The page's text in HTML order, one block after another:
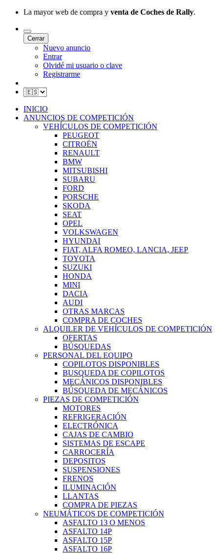
La mayor web de compra y venta de Coches de Rally.
Cerrar
Nuevo anuncio
Entrar
Olvidé mi usuario o clave
Registrarme
INICIO
ANUNCIOS DE COMPETICIÓN
VEHÍCULOS DE COMPETICIÓN
PEUGEOT
CITROËN
RENAULT
BMW
MITSUBISHI
SUBARU
FORD
PORSCHE
SKODA
SEAT
OPEL
VOLKSWAGEN
HYUNDAI
FIAT, ALFA ROMEO, LANCIA, JEEP
TOYOTA
SUZUKI
HONDA
MINI
DACIA
AUDI
OTRAS MARCAS
COMPRA DE COCHES
ALQUILER DE VEHÍCULOS DE COMPETICIÓN
OFERTAS
BÚSQUEDAS
PERSONAL DEL EQUIPO
COPILOTOS DISPONIBLES
BUSQUEDA DE COPILOTOS
MECÁNICOS DISPONIBLES
BÚSQUEDA DE MECÁNICOS
PIEZAS DE COMPETICIÓN
MOTORES
REFRIGERACIÓN
ELECTRÓNICA
CAJAS DE CAMBIO
SISTEMAS DE ESCAPE
CARROCERÍA
DEPOSITOS
SUSPENSIONES
FRENOS
ILUMINACIÓN
LLANTAS
COMPRA DE PIEZAS
NEUMÁTICOS DE COMPETICIÓN
ASFALTO 13 O MENOS
ASFALTO 14P
ASFALTO 15P
ASFALTO 16P